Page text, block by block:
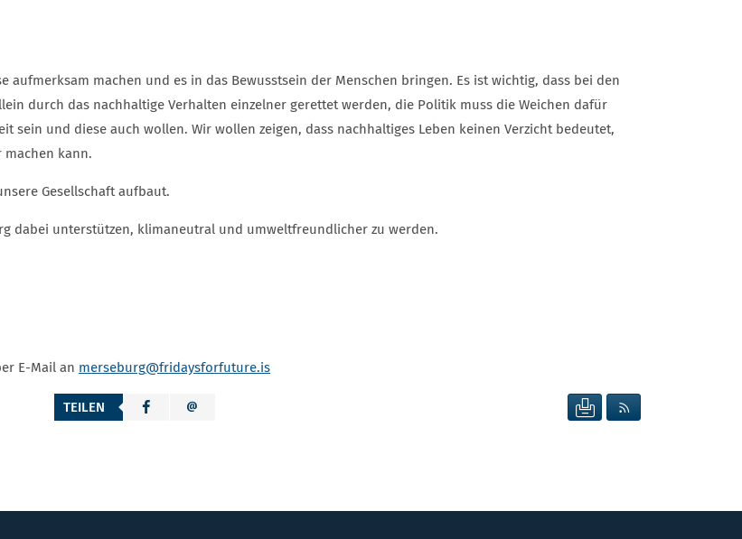
machen und es in das Bewusstsein der Menschen bringen. Es ist wichtig, dass bei den
durch das nachhaltige Verhalten einzelner gerettet werden, die Politik muss die Weichen dafür
sein und diese auch wollen. Wir wollen zeigen, dass nachhaltiges Leben keinen Verzicht bedeutet,
kann.
Gesellschaft aufbaut.
dabei unterstützen, klimaneutral und umweltfreundlicher zu werden.
E-Mail an merseburg@fridaysforfuture.is
TEILEN SEITE DRUCKEN